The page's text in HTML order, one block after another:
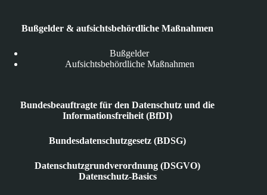
Bußgelder & aufsichtsbehördliche Maßnahmen
Bußgelder
Aufsichtsbehördliche Maßnahmen
Bundesbeauftragte für den Datenschutz und die
Informationsfreiheit (BfDI)
Bundesdatenschutzgesetz (BDSG)
Datenschutzgrundverordnung (DSGVO)
Datenschutz-Basics